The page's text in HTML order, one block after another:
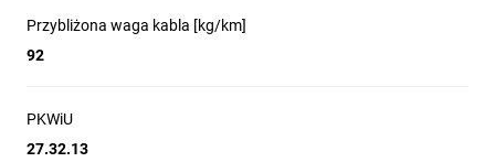
Przybliżona waga kabla [kg/km]
92
PKWiU
27.32.13